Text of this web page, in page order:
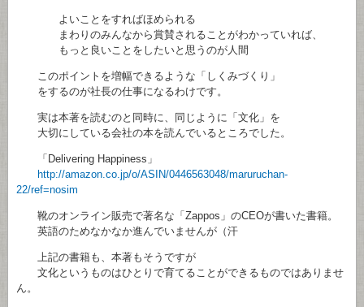
よいことをすればほめられる
まわりのみんなから賞賛されることがわかっていれば、
もっと良いことをしたいと思うのが人間
このポイントを増幅できるような「しくみづくり」
をするのが社長の仕事になるわけです。
実は本著を読むのと同時に、同じように「文化」を
大切にしている会社の本を読んでいるところでした。
「Delivering Happiness」
http://amazon.co.jp/o/ASIN/0446563048/maruruchan-
22/ref=nosim
靴のオンライン販売で著名な「Zappos」のCEOが書いた書籍。
英語のためなかなか進んでいませんが（汗
上記の書籍も、本著もそうですが
文化というものはひとりで育てることができるものではありませ
ん。